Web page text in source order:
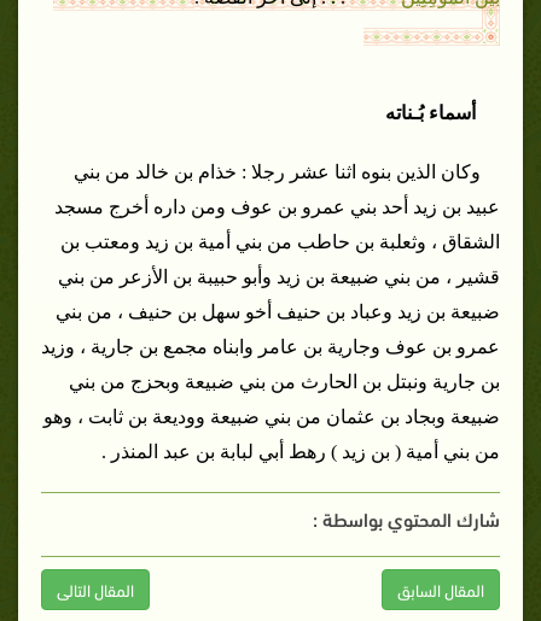
أسماء بُـناته
وكان الذين بنوه اثنا عشر رجلا : خذام بن خالد من بني
عبيد بن زيد أحد بني عمرو بن عوف ومن داره أخرج مسجد
الشقاق ، وثعلبة بن حاطب من بني أمية بن زيد ومعتب بن
قشير ، من بني ضبيعة بن زيد وأبو حبيبة بن الأزعر من بني
ضبيعة بن زيد وعباد بن حنيف أخو سهل بن حنيف ، من بني
عمرو بن عوف وجارية بن عامر وابناه مجمع بن جارية ، وزيد
بن جارية ونبتل بن الحارث من بني ضبيعة وبحزج من بني
ضبيعة وبجاد بن عثمان من بني ضبيعة ووديعة بن ثابت ، وهو
من بني أمية ( بن زيد ) رهط أبي لبابة بن عبد المنذر .
شارك المحتوي بواسطة :
المقال السابق المقال التالى